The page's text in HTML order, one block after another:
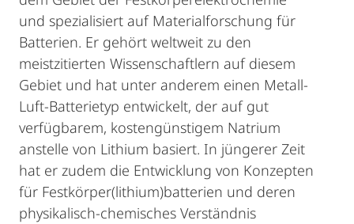
und spezialisiert auf Materialforschung für
Batterien. Er gehört weltweit zu den
meistzitierten Wissenschaftlern auf diesem
Gebiet und hat unter anderem einen Metall-
Luft-Batterietyp entwickelt, der auf gut
verfügbarem, kostengünstigem Natrium
anstelle von Lithium basiert. In jüngerer Zeit
hat er zudem die Entwicklung von Konzepten
für Festkörper(lithium)batterien und deren
physikalisch-chemisches Verständnis